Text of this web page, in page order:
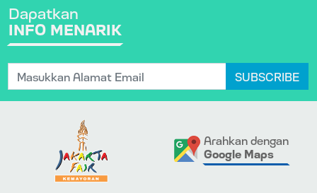
Dapatkan
INFO MENARIK
SUBSCRIBE
Arahkan dengan
Google Maps